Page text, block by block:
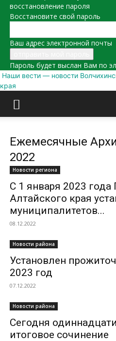
восстановление пароля
Восстановите свой пароль
Ваш адрес электронной почты
Пароль будет выслан Вам по
Наши вести — новости
края
Ежемесячные
2022
Новости региона
С 1 января 2023 года
Алтайского края
муниципалитетов...
08.12.2022
Новости района
Установлен
2023 год
07.12.2022
Новости района
Сегодня
итоговое сочинение